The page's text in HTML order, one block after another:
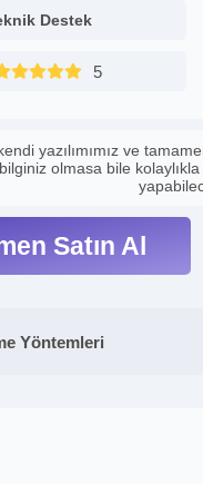
Destek
5
yazılımımız ve
olmasa bile
Satın Al
Yöntemleri